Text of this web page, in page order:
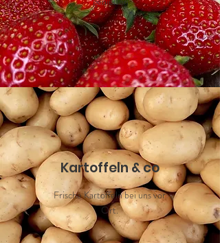
Kartoffeln & co
Frische Kartoffeln bei uns vor
Ort.